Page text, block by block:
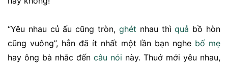
“Yêu nhau củ ấu cũng tròn, ghét nhau thìquả bồ hòn
cũng vuông”, hẳn đã ít nhất một lần bạn nghe bố mẹ
hay ông bà nhắc đến câu nói này. Thuở mới yêu nhau,